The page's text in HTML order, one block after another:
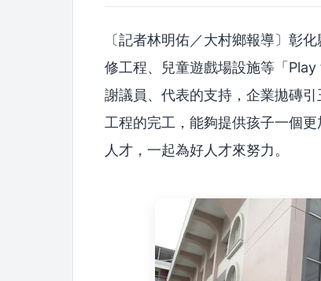
〔記者林明佑／大村鄉報導〕彰
修工程、兒童遊戲場設施等「
謝議員、代表的支持，企業拋磚
工程的完工，能夠提供孩子一個
人才，一起為好人才來努力。